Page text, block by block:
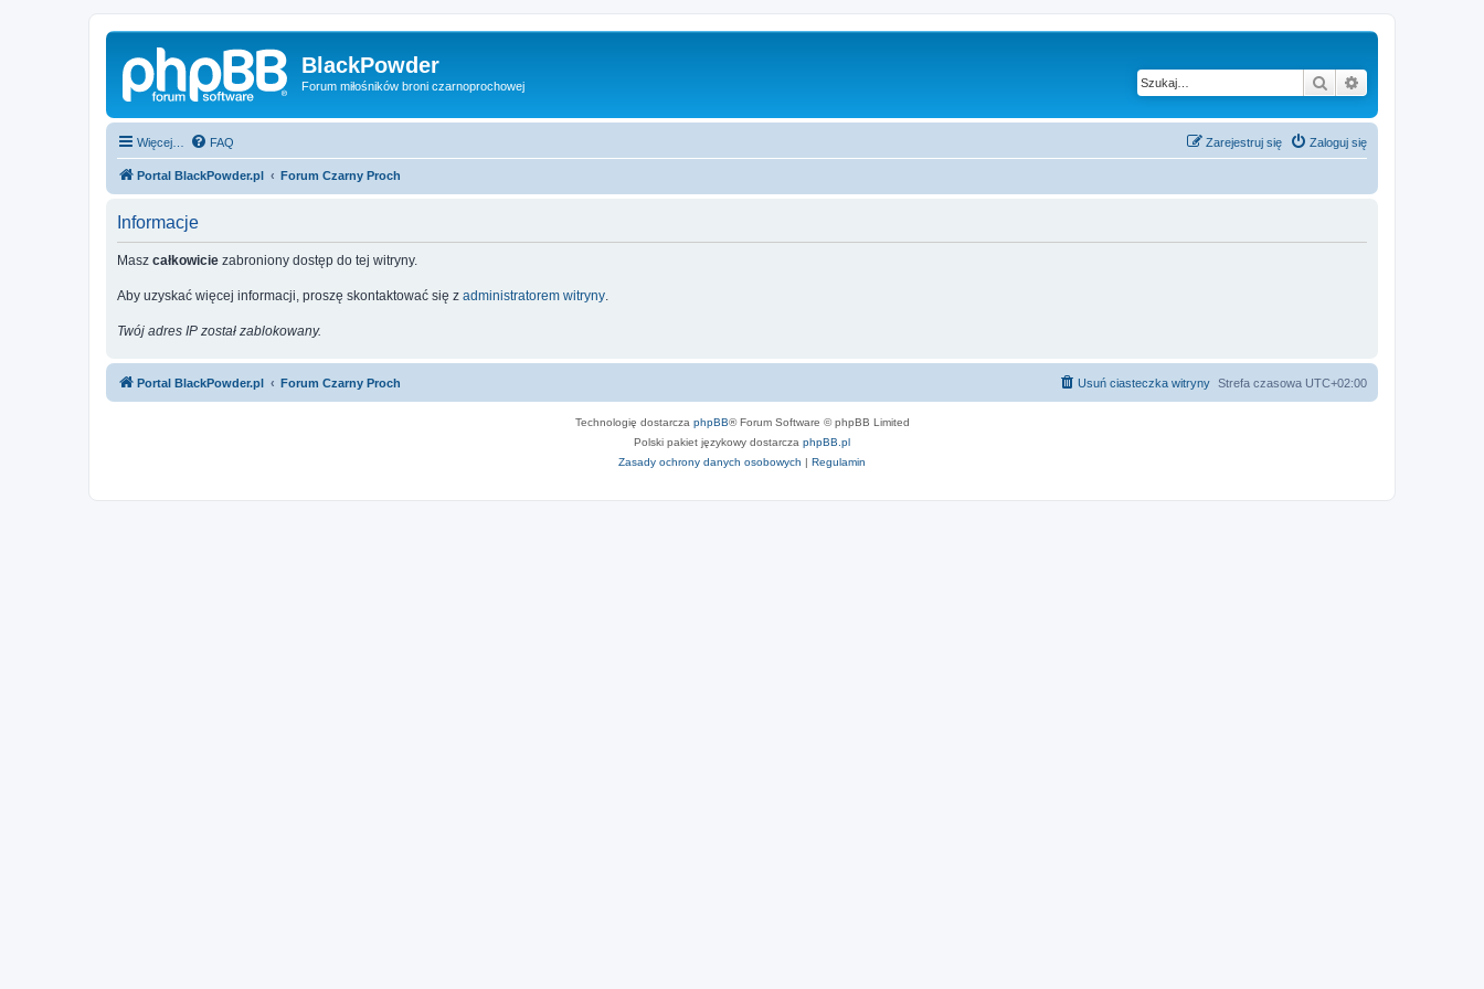
BlackPowder
Forum miłośników broni czarnoprochowej Szukaj
Więcej… FAQ Zaloguj się
Zarejestruj się
Portal BlackPowder.pl Forum Czarny Proch
Informacje
Masz całkowicie zabroniony dostęp do tej witryny.
Aby uzyskać więcej informacji, proszę skontaktować się z administratorem witryny
Twój adres IP został zablokowany.
Portal BlackPowder.pl Forum Czarny Proch Strefa czasowa UTC+02:00
Usuń ciasteczka witryny
Technologię dostarcza phpBB® Forum Software © phpBB Limited
Polski pakiet językowy dostarcza phpBB.pl
Zasady ochrony danych osobowych | Regulamin